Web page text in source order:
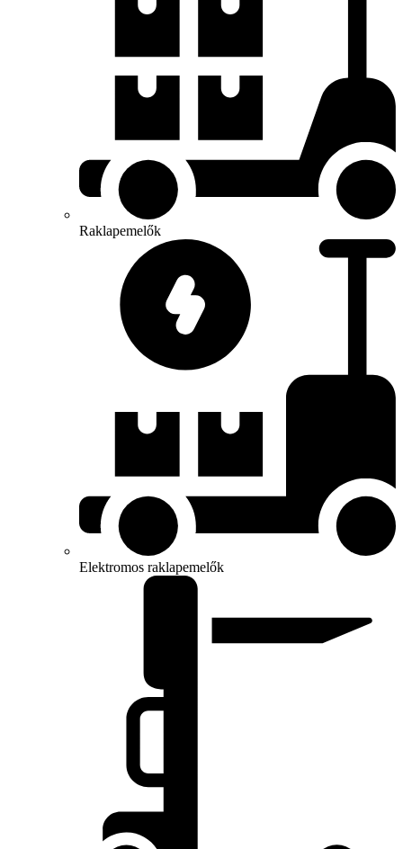
Raklapemelők
Elektromos raklapemelők